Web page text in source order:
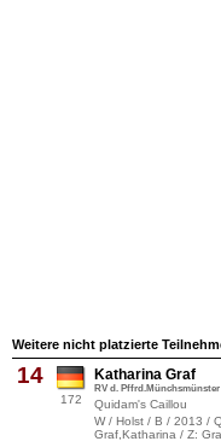
Weitere nicht platzierte
14
172
Katharina Graf
RV d. Pffrd.Münchsmünster
Quidam's Caillou
W / Holst / B / 2013 /
Graf,Katharina / Z: